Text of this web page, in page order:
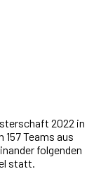
2022 in
157 Teams aus
folgenden
statt.